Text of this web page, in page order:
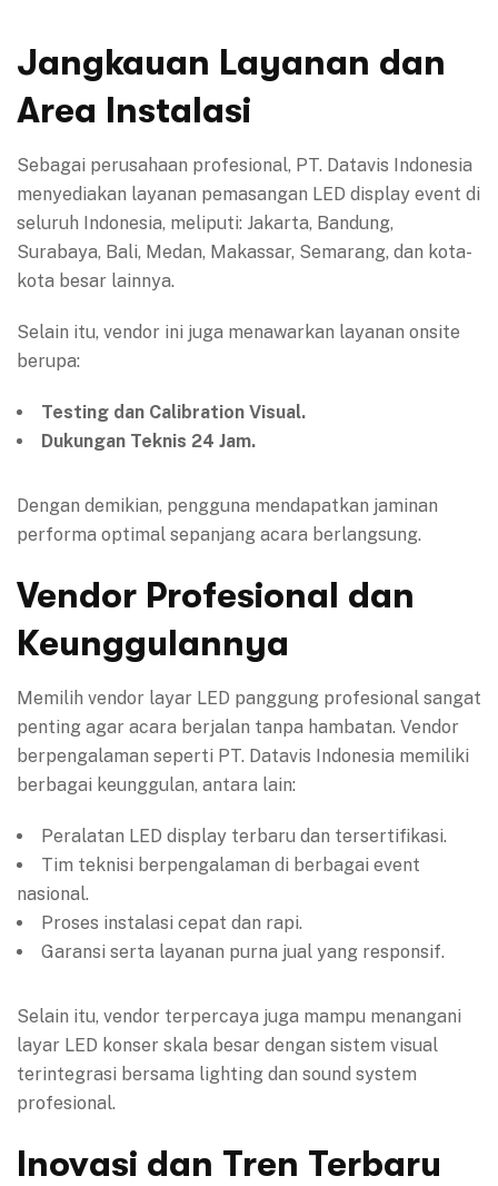
Jangkauan Layanan dan
Area Instalasi
Sebagai perusahaan profesional, PT. Datavis Indonesia
menyediakan layanan pemasangan LED display event di
seluruh Indonesia, meliputi: Jakarta, Bandung,
Surabaya, Bali, Medan, Makassar, Semarang, dan kota-
kota besar lainnya.
Selain itu, vendor ini juga menawarkan layanan onsite
berupa:
Testing dan Calibration Visual.
Dukungan Teknis 24 Jam.
Dengan demikian, pengguna mendapatkan jaminan
performa optimal sepanjang acara berlangsung.
Vendor Profesional dan
Keunggulannya
Memilih vendor layar LED panggung profesional sangat
penting agar acara berjalan tanpa hambatan. Vendor
berpengalaman seperti PT. Datavis Indonesia memiliki
berbagai keunggulan, antara lain:
Peralatan LED display terbaru dan tersertifikasi.
Tim teknisi berpengalaman di berbagai event
nasional.
Proses instalasi cepat dan rapi.
Garansi serta layanan purna jual yang responsif.
Selain itu, vendor terpercaya juga mampu menangani
layar LED konser skala besar dengan sistem visual
terintegrasi bersama lighting dan sound system
profesional.
Inovasi dan Tren Terbaru